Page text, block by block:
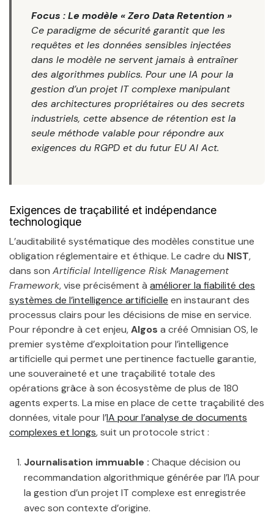
Focus : Le modèle « Zero Data Retention »
Ce paradigme de sécurité garantit que les
requêtes et les données sensibles injectées
dans le modèle ne servent jamais à entraîner
des algorithmes publics. Pour une IA pour la
gestion d’un projet IT complexe manipulant
des architectures propriétaires ou des secrets
industriels, cette absence de rétention est la
seule méthode valable pour répondre aux
exigences du RGPD et du futur EU AI Act.
Exigences de traçabilité et indépendance
technologique
L’auditabilité systématique des modèles constitue une
obligation réglementaire et éthique. Le cadre du NIST,
dans son Artificial Intelligence Risk Management
Framework, vise précisément à améliorer la fiabilité des
systèmes de l’intelligence artificielle en instaurant des
processus clairs pour les décisions de mise en service.
Pour répondre à cet enjeu,Algos a créé Omnisian OS, le
premier système d’exploitation pour l’intelligence
artificielle qui permet une pertinence factuelle garantie,
une souveraineté et une traçabilité totale des
opérations grâce à son écosystème de plus de 180
agents experts. La mise en place de cette traçabilité des
données, vitale pour l’IA pour l’analyse de documents
complexes et longs, suit un protocole strict :
Journalisation immuable : Chaque décision ou
recommandation algorithmique générée par l’IA pour
la gestion d’un projet IT complexe est enregistrée
avec son contexte d’origine.